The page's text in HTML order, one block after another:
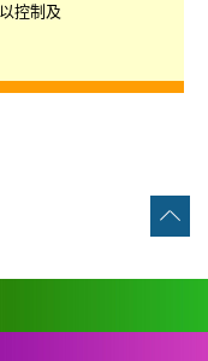
控制及